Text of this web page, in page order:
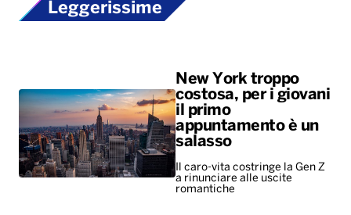
Leggerissime
New York troppo
costosa, per i giovani
il primo
appuntamento è un
salasso
Il caro-vita costringe la Gen Z
a rinunciare alle uscite
romantiche